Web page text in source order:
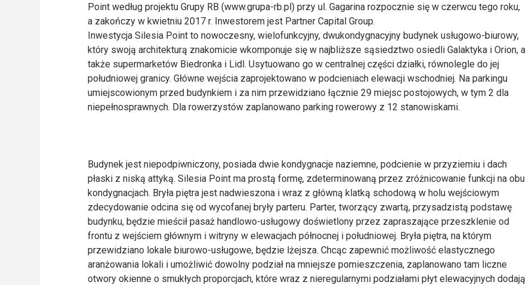
Point według projektu Grupy RB (www.grupa-rb.pl) przy ul. Gagarina rozpocznie się w czerwcu tego roku,
a zakończy w kwietniu 2017 r. Inwestorem jest Partner Capital Group.
Inwestycja Silesia Point to nowoczesny, wielofunkcyjny, dwukondygnacyjny budynek usługowo-biurowy,
który swoją architekturą znakomicie wkomponuje się w najbliższe sąsiedztwo osiedli Galaktyka i Orion, a
także supermarketów Biedronka i Lidl. Usytuowano go w centralnej części działki, równolegle do jej
południowej granicy. Główne wejścia zaprojektowano w podcieniach elewacji wschodniej. Na parkingu
umiejscowionym przed budynkiem i za nim przewidziano łącznie 29 miejsc postojowych, w tym 2 dla
niepełnosprawnych. Dla rowerzystów zaplanowano parking rowerowy z 12 stanowiskami.
Budynek jest niepodpiwniczony, posiada dwie kondygnacje naziemne, podcienie w przyziemiu i dach
płaski z niską attyką. Silesia Point ma prostą formę, zdeterminowaną przez zróżnicowanie funkcji na obu
kondygnacjach. Bryła piętra jest nadwieszona i wraz z główną klatką schodową w holu wejściowym
zdecydowanie odcina się od wycofanej bryły parteru. Parter, tworzący zwartą, przysadzistą podstawę
budynku, będzie mieścił pasaż handlowo-usługowy doświetlony przez zapraszające przeszklenie od
frontu z wejściem głównym i witryny w elewacjach północnej i południowej. Bryła piętra, na którym
przewidziano lokale biurowo-usługowe, będzie lżejsza. Chcąc zapewnić możliwość elastycznego
aranżowania lokali i umożliwić dowolny podział na mniejsze pomieszczenia, zaplanowano tam liczne
otwory okienne o smukłych proporcjach, które wraz z nieregularnymi podziałami płyt elewacyjnych dodają